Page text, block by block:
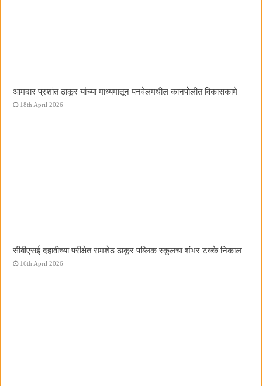
आमदार प्रशांत ठाकूर यांच्या माध्यमातून पनवेलमधील कानपोलीत विकासकामे
18th April 2026
सीबीएसई दहावीच्या परीक्षेत रामशेठ ठाकूर पब्लिक स्कूलचा शंभर टक्के निकाल
16th April 2026